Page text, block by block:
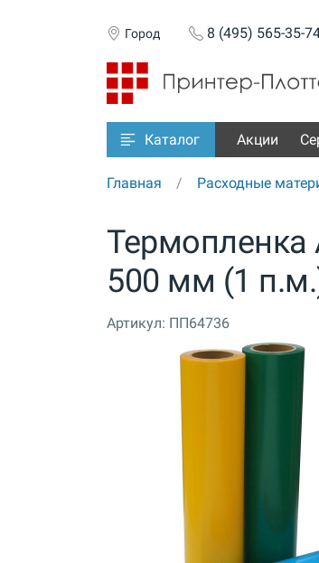
Город 8 (495) 565-35-
Каталог Акции
Главная Расходные
Термопленка
500 мм (1
Артикул: ПП64736